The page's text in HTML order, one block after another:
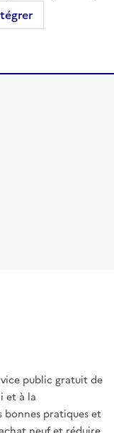
public gratuit de
et à la
bonnes pratiques et